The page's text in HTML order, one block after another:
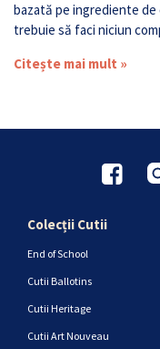
bazată pe ingrediente
trebuie să faci niciun
Citește mai mult »
Colecții Cutii
End of School
Cutii Ballotins
Cutii Heritage
Cutii Art Nouveau